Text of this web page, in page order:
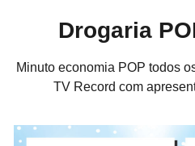
Drogaria
Minuto economia POP todos
TV Record com